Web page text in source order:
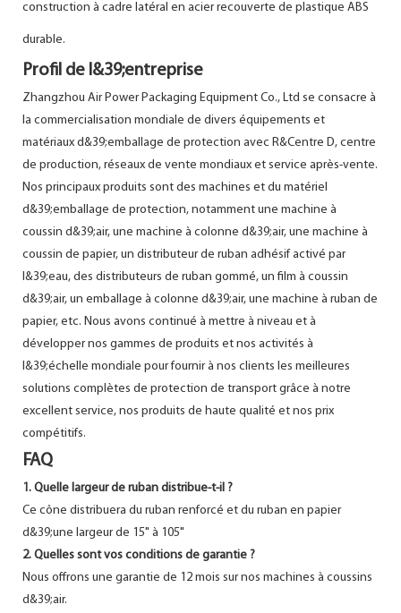
construction à cadre latéral en acier recouverte de plastique ABS
durable.
Profil de l&39;entreprise
Zhangzhou Air Power Packaging Equipment Co., Ltd se consacre à
la commercialisation mondiale de divers équipements et
matériaux d&39;emballage de protection avec R&Centre D, centre
de production, réseaux de vente mondiaux et service après-vente.
Nos principaux produits sont des machines et du matériel
d&39;emballage de protection, notamment une machine à
coussin d&39;air, une machine à colonne d&39;air, une machine à
coussin de papier, un distributeur de ruban adhésif activé par
l&39;eau, des distributeurs de ruban gommé, un film à coussin
d&39;air, un emballage à colonne d&39;air, une machine à ruban de
papier, etc. Nous avons continué à mettre à niveau et à
développer nos gammes de produits et nos activités à
l&39;échelle mondiale pour fournir à nos clients les meilleures
solutions complètes de protection de transport grâce à notre
excellent service, nos produits de haute qualité et nos prix
compétitifs.
FAQ
1. Quelle largeur de ruban distribue-t-il ?
Ce cône distribuera du ruban renforcé et du ruban en papier
d&39;une largeur de 15" à 105"
2. Quelles sont vos conditions de garantie ?
Nous offrons une garantie de 12 mois sur nos machines à coussins
d&39;air.